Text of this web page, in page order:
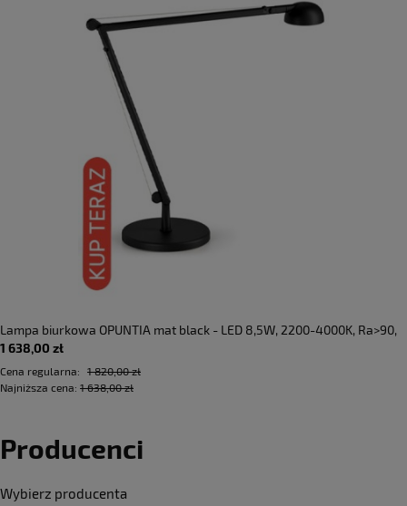
Lampa biurkowa OPUNTIA mat black - LED 8,5W, 2200-4000K, Ra>90,
700lm, 220-240V AC, IP40 - PANZERI - DOSTĘPNA OD RĘKI
1 638,00 zł
Cena regularna:
1 820,00 zł
Najniższa cena: 1 638,00 zł
Producenci
Wybierz producenta